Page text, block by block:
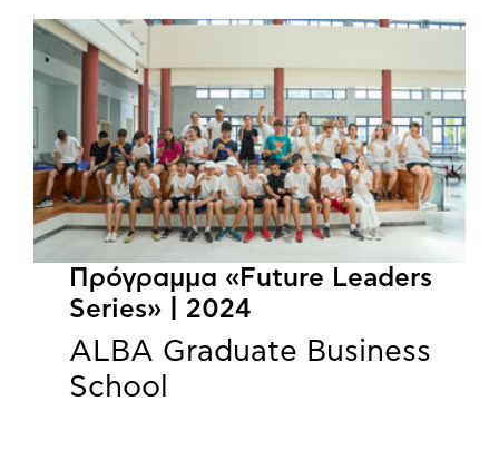
Πρόγραμμα «Future Leaders
Series» | 2024
ALBA Graduate Business
School